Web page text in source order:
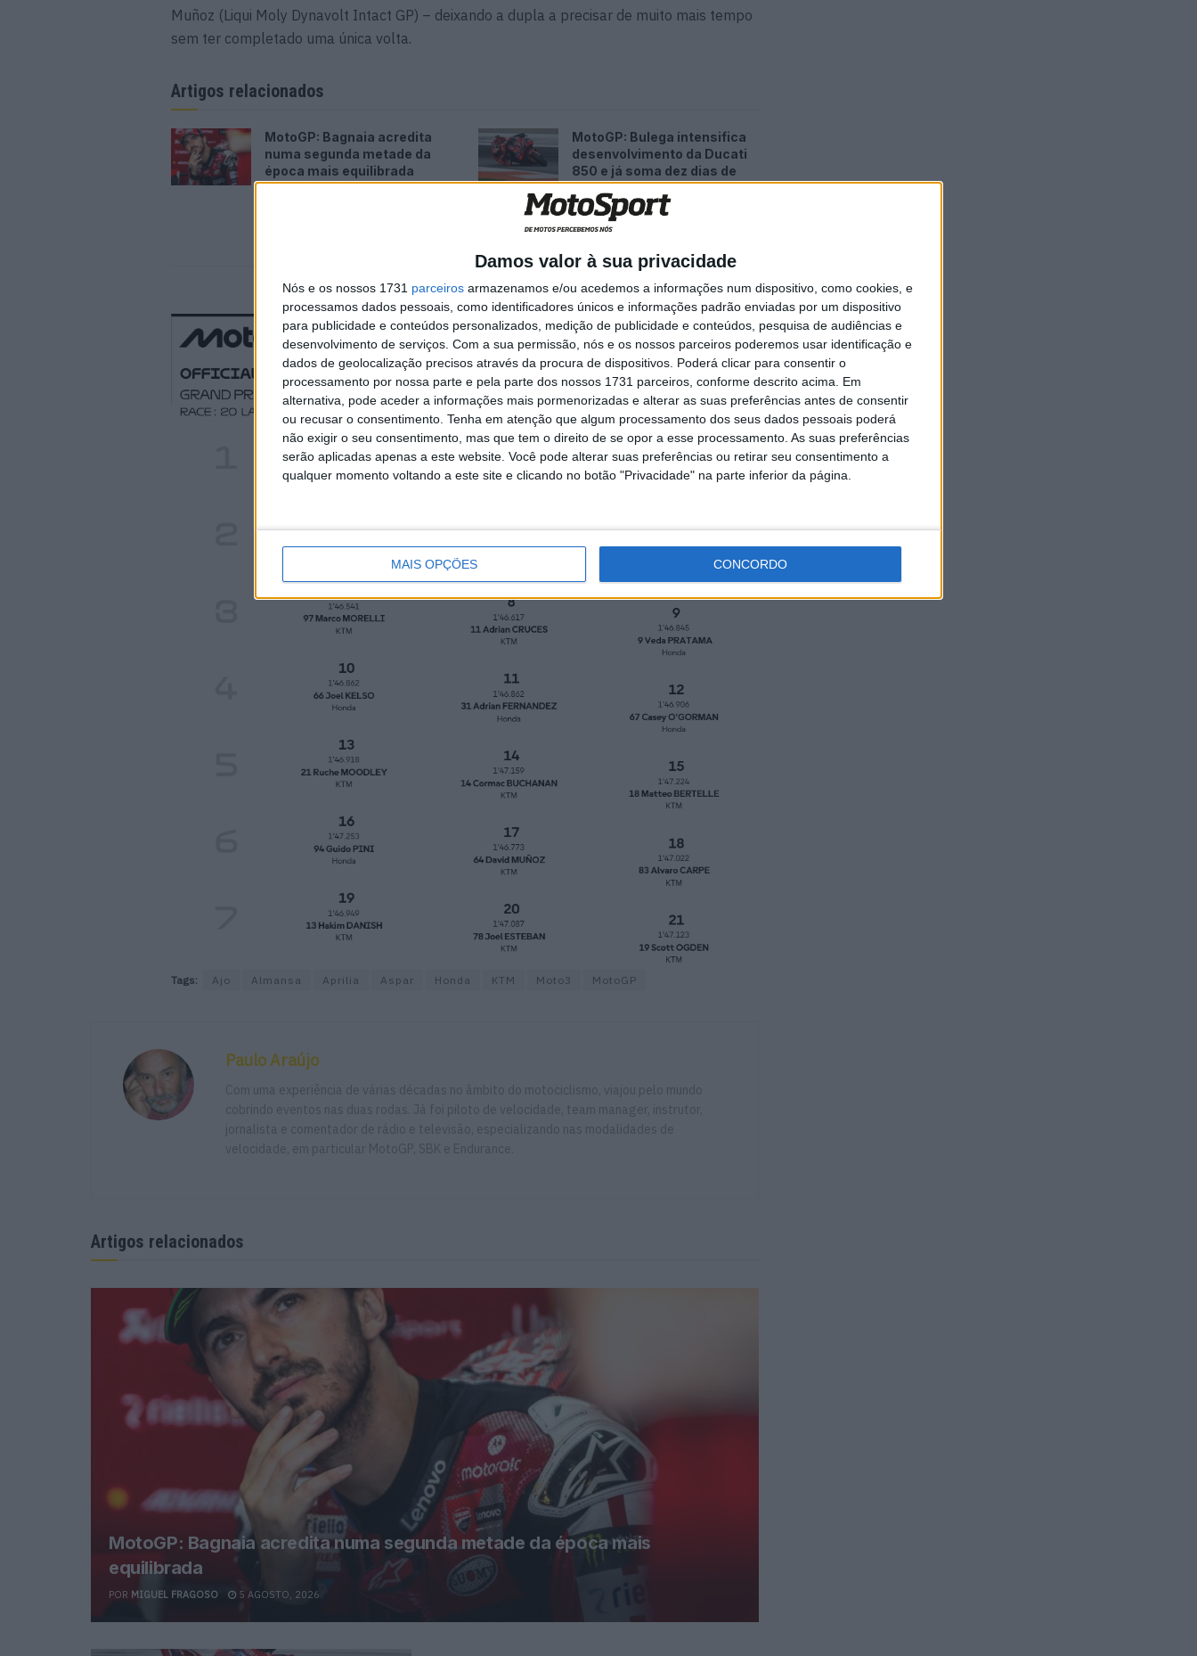
Damos valor à sua privacidade
Nós e os nossos 1731 parceiros armazenamos e/ou acedemos a informações num dispositivo, como cookies, e
processamos dados pessoais, como identificadores únicos e informações padrão enviadas por um dispositivo
para publicidade e conteúdos personalizados, medição de publicidade e conteúdos, pesquisa de audiências e
desenvolvimento de serviços. Com a sua permissão, nós e os nossos parceiros poderemos usar identificação e
dados de geolocalização precisos através da procura de dispositivos. Poderá clicar para consentir o
processamento por nossa parte e pela parte dos nossos 1731 parceiros, conforme descrito acima. Em
alternativa, pode aceder a informações mais pormenorizadas e alterar as suas preferências antes de consentir
ou recusar o consentimento. Tenha em atenção que algum processamento dos seus dados pessoais poderá
não exigir o seu consentimento, mas que tem o direito de se opor a esse processamento. As suas preferências
serão aplicadas apenas a este website. Você pode alterar suas preferências ou retirar seu consentimento a
qualquer momento voltando a este site e clicando no botão "Privacidade" na parte inferior da página.
MAIS OPÇÕES CONCORDO
Muñoz (Liqui Moly Dynavolt Intact GP) – deixando a dupla a precisar de muito mais tempo
sem ter completado uma única volta.
Artigos relacionados
MotoGP: Bagnaia acredita
numa segunda metade da
época mais equilibrada
MotoGP: Bulega intensifica
desenvolvimento da Ducati
850 e já soma dez dias de
testes
5 AGOSTO, 2026
Tags: Ajo Almansa Aprilia Aspar Honda KTM Moto3 MotoGP
Paulo Araújo
Com uma experiência de várias décadas no âmbito do motociclismo, viajou pelo mundo
cobrindo eventos nas duas rodas. Já foi piloto de velocidade, team manager, instrutor,
jornalista e comentador de rádio e televisão, especializando nas modalidades de
velocidade, em particular MotoGP, SBK e Endurance.
Artigos relacionados
MotoGP: Bagnaia acredita numa segunda metade da época mais
equilibrada
POR MIGUEL FRAGOSO 5 AGOSTO, 2026